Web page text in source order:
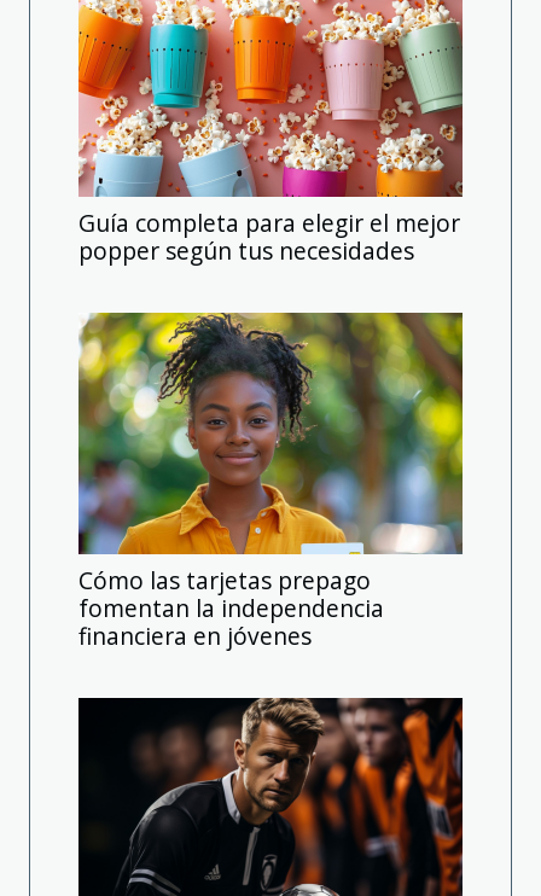
Guía completa para elegir el mejor
popper según tus necesidades
Cómo las tarjetas prepago
fomentan la independencia
financiera en jóvenes